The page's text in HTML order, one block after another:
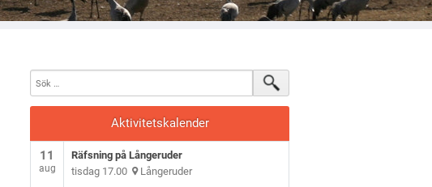
Aktivitetskalender
11
aug
Räfsning på Långeruder
tisdag 17.00 Långeruder